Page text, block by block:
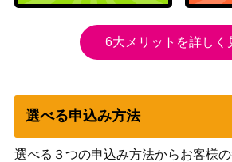
6大メリットを詳しく
選べる申込み方法
選べる３つの申込み方法からお客様